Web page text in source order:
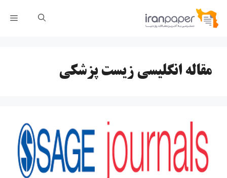
پرش
مقاله انگلیسی زیست پزشکی